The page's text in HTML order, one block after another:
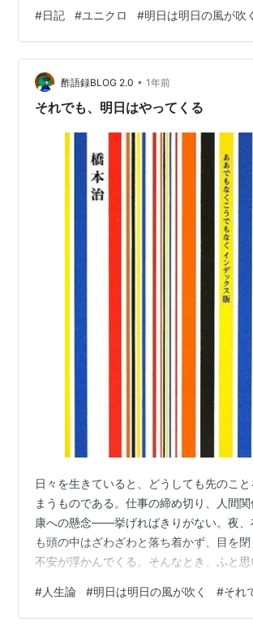
ジャケットと、麻のスタンドカラーシャツ
の頃ユニクロにハマりつつある。 新聞広
気はしないが、実際に足を運ぶと着たい
る。 とはいえ、一通りの服は揃えた感があ
ンで買う普段着ばかりで、お出かけ用の服
#日記 #ユニクロ #明日は明日の風が吹く
酢語録BLOG 2.0 • 1年前
それでも、明日はやってくる
日々を生きていると、どうしても先のこ
まうものである。仕事の締め切り、人間
康への懸念――挙げればきりがない。夜、
も頭の中はざわざわと落ち着かず、目を閉
不安が浮かんでくる。そんなとき、ふと思
いたのがいつだったのか、正直なところ
い。誰かに教わったのか、書物の中で目
#人生論 #明日は明日の風が吹く #それ